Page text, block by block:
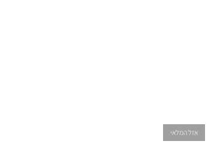
אזל המלאי